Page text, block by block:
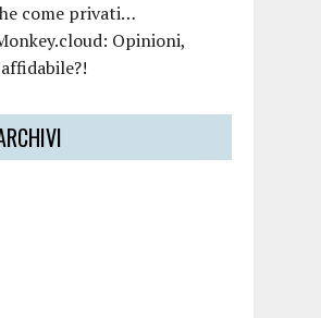
come privati…
Opinioni,